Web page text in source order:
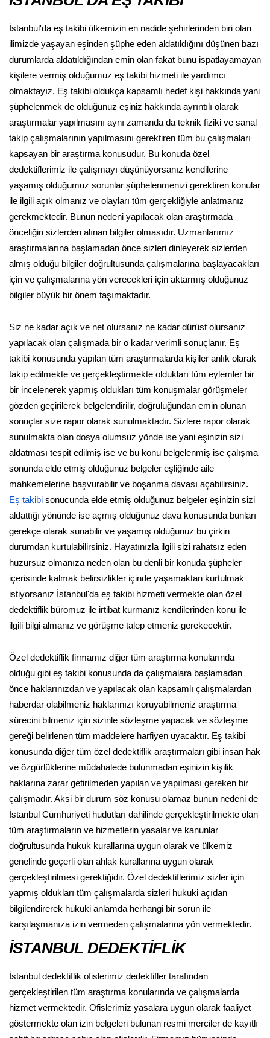
İstanbul'da eş takibi ülkemizin en nadide şehirlerinden biri olan
ilimizde yaşayan eşinden şüphe eden aldatıldığını düşünen bazı
durumlarda aldatıldığından emin olan fakat bunu ispatlayamayan
kişilere vermiş olduğumuz eş takibi hizmeti ile yardımcı
olmaktayız. Eş takibi oldukça kapsamlı hedef kişi hakkında yani
şüphelenmek de olduğunuz eşiniz hakkında ayrıntılı olarak
araştırmalar yapılmasını aynı zamanda da teknik fiziki ve sanal
takip çalışmalarının yapılmasını gerektiren tüm bu çalışmaları
kapsayan bir araştırma konusudur. Bu konuda özel
dedektiflerimiz ile çalışmayı düşünüyorsanız kendilerine
yaşamış olduğumuz sorunlar şüphelenmenizi gerektiren konular
ile ilgili açık olmanız ve olayları tüm gerçekliğiyle anlatmanız
gerekmektedir. Bunun nedeni yapılacak olan araştırmada
önceliğin sizlerden alınan bilgiler olmasıdır. Uzmanlarımız
araştırmalarına başlamadan önce sizleri dinleyerek sizlerden
almış olduğu bilgiler doğrultusunda çalışmalarına başlayacakları
için ve çalışmalarına yön verecekleri için aktarmış olduğunuz
bilgiler büyük bir önem taşımaktadır.
Siz ne kadar açık ve net olursanız ne kadar dürüst olursanız
yapılacak olan çalışmada bir o kadar verimli sonuçlanır. Eş
takibi konusunda yapılan tüm araştırmalarda kişiler anlık olarak
takip edilmekte ve gerçekleştirmekte oldukları tüm eylemler bir
bir incelenerek yapmış oldukları tüm konuşmalar görüşmeler
gözden geçirilerek belgelendirilir, doğruluğundan emin olunan
sonuçlar size rapor olarak sunulmaktadır. Sizlere rapor olarak
sunulmakta olan dosya olumsuz yönde ise yani eşinizin sizi
aldatması tespit edilmiş ise ve bu konu belgelenmiş ise çalışma
sonunda elde etmiş olduğunuz belgeler eşliğinde aile
mahkemelerine başvurabilir ve boşanma davası açabilirsiniz.
Eş takibi sonucunda elde etmiş olduğunuz belgeler eşinizin sizi
aldattığı yönünde ise açmış olduğunuz dava konusunda bunları
gerekçe olarak sunabilir ve yaşamış olduğunuz bu çirkin
durumdan kurtulabilirsiniz. Hayatınızla ilgili sizi rahatsız eden
huzursuz olmanıza neden olan bu denli bir konuda şüpheler
içerisinde kalmak belirsizlikler içinde yaşamaktan kurtulmak
istiyorsanız İstanbul'da eş takibi hizmeti vermekte olan özel
dedektiflik büromuz ile irtibat kurmanız kendilerinden konu ile
ilgili bilgi almanız ve görüşme talep etmeniz gerekecektir.
Özel dedektiflik firmamız diğer tüm araştırma konularında
olduğu gibi eş takibi konusunda da çalışmalara başlamadan
önce haklarınızdan ve yapılacak olan kapsamlı çalışmalardan
haberdar olabilmeniz haklarınızı koruyabilmeniz araştırma
sürecini bilmeniz için sizinle sözleşme yapacak ve sözleşme
gereği belirlenen tüm maddelere harfiyen uyacaktır. Eş takibi
konusunda diğer tüm özel dedektiflik araştırmaları gibi insan hak
ve özgürlüklerine müdahalede bulunmadan eşinizin kişilik
haklarına zarar getirilmeden yapılan ve yapılması gereken bir
çalışmadır. Aksi bir durum söz konusu olamaz bunun nedeni de
İstanbul Cumhuriyeti hudutları dahilinde gerçekleştirilmekte olan
tüm araştırmaların ve hizmetlerin yasalar ve kanunlar
doğrultusunda hukuk kurallarına uygun olarak ve ülkemiz
genelinde geçerli olan ahlak kurallarına uygun olarak
gerçekleştirilmesi gerektiğidir. Özel dedektiflerimiz sizler için
yapmış oldukları tüm çalışmalarda sizleri hukuki açıdan
bilgilendirerek hukuki anlamda herhangi bir sorun ile
karşılaşmanıza izin vermeden çalışmalarına yön vermektedir.
İSTANBUL DEDEKTİFLİK
İstanbul dedektiflik ofislerimiz dedektifler tarafından
gerçekleştirilen tüm araştırma konularında ve çalışmalarda
hizmet vermektedir. Ofislerimiz yasalara uygun olarak faaliyet
göstermekte olan izin belgeleri bulunan resmi merciler de kayıtlı